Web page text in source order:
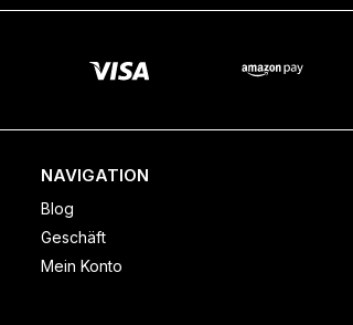
NAVIGATION
Blog
Geschäft
Mein Konto